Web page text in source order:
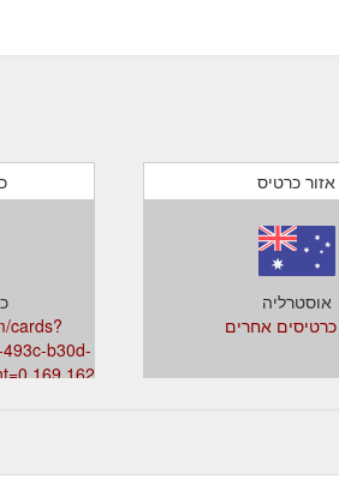
cards?
b30d-
אזור כרטיס
אוסטרליה
אחרים